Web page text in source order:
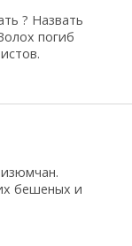
? Назвать
погиб
бешеных и